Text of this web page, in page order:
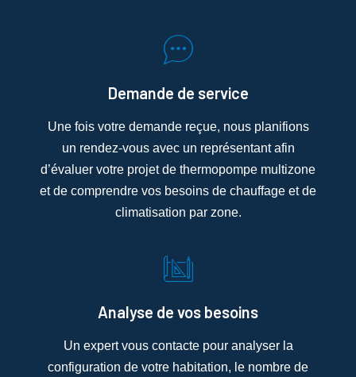
Demande de service
Une fois votre demande reçue, nous planifions
un rendez-vous avec un représentant afin
d’évaluer votre projet de thermopompe multizone
et de comprendre vos besoins de chauffage et de
climatisation par zone.
Analyse de vos besoins
Un expert vous contacte pour analyser la
configuration de votre habitation, le nombre de